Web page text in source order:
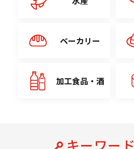
ベーカリー
加工食品・酒
キーワード